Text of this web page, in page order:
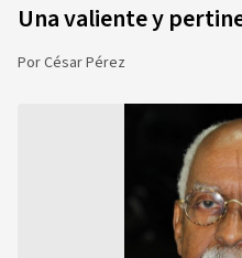
Una valiente y
PorCésar Pérez